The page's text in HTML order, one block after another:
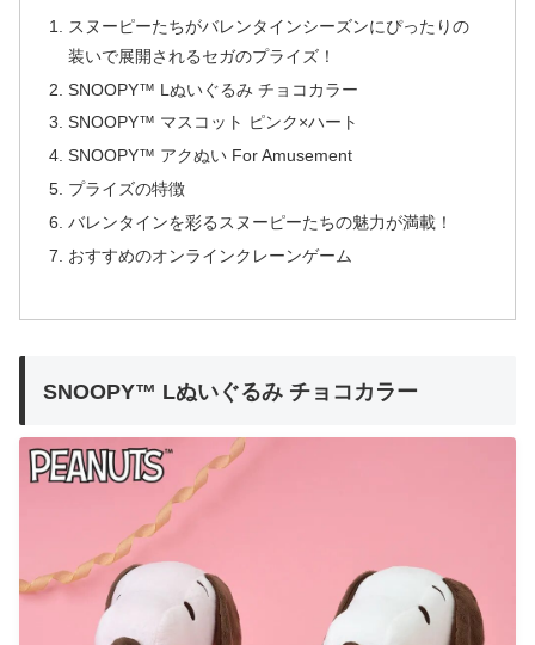
スヌーピーたちがバレンタインシーズンにぴったりの
装いで展開されるセガのプライズ！
SNOOPY™ Lぬいぐるみ チョコカラー
SNOOPY™ マスコット ピンク×ハート
SNOOPY™ アクぬい For Amusement
プライズの特徴
バレンタインを彩るスヌーピーたちの魅力が満載！
おすすめのオンラインクレーンゲーム
SNOOPY™ Lぬいぐるみ チョコカラー